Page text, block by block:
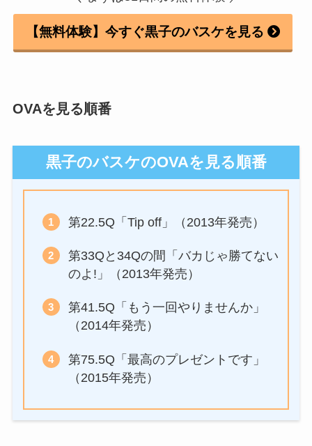
【無料体験】今すぐ黒子のバスケを見る
OVAを見る順番
黒子のバスケのOVAを見る順番
第22.5Q「Tip off」（2013年発売）
第33Qと34Qの間「バカじゃ勝てない
のよ!」（2013年発売）
第41.5Q「もう一回やりませんか」
（2014年発売）
第75.5Q「最高のプレゼントです」
（2015年発売）